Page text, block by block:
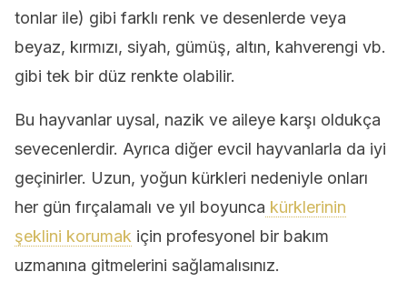
tonlar ile) gibi farklı renk ve desenlerde veya
beyaz, kırmızı, siyah, gümüş, altın, kahverengi vb.
gibi tek bir düz renkte olabilir.
Bu hayvanlar uysal, nazik ve aileye karşı oldukça
sevecenlerdir. Ayrıca diğer evcil hayvanlarla da iyi
geçinirler. Uzun, yoğun kürkleri nedeniyle onları
her gün fırçalamalı ve yıl boyunca kürklerinin
şeklini korumak için profesyonel bir bakım
uzmanına gitmelerini sağlamalısınız.